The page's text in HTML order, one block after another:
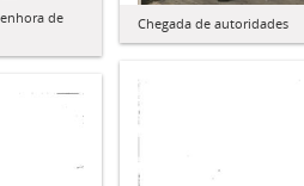
de
Chegada de autoridades